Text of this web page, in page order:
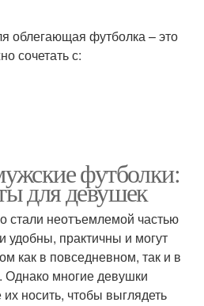
облегающая футболка – это
сочетать с:
футболки:
для девушек
стали неотъемлемой частью
удобны, практичны и могут
как в повседневном, так и в
многие девушки
носить, чтобы выглядеть